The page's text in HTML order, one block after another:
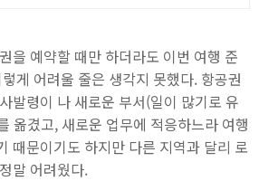
을 예약할 때만 하더라도 이번 여행 준
게 어려울 줄은 생각지 못했다. 항공권
발령이 나 새로운 부서(일이 많기로 유
옮겼고, 새로운 업무에 적응하느라 여행
때문이기도 하지만 다른 지역과 달리 로
말 어려웠다.